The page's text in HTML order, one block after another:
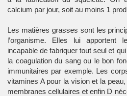
calcium par jour, soit au moins 1
Les matières grasses sont les
l’organisme. Elles lui apportent
incapable de fabriquer tout seul et
la coagulation du sang ou le bon
immunitaires par exemple. Les
vitamines A pour la vision et la
membranes cellulaires et enfin D